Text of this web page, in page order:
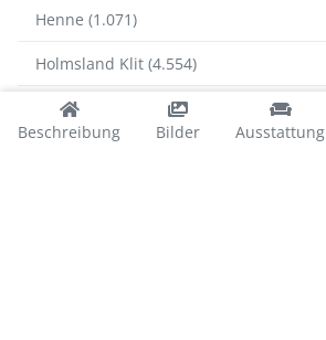
Beschreibung Bilder Ausstattung
Henne (1.071)
Holmsland Klit (4.554)
Houstrup (773)